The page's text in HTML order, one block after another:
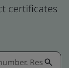
certificates